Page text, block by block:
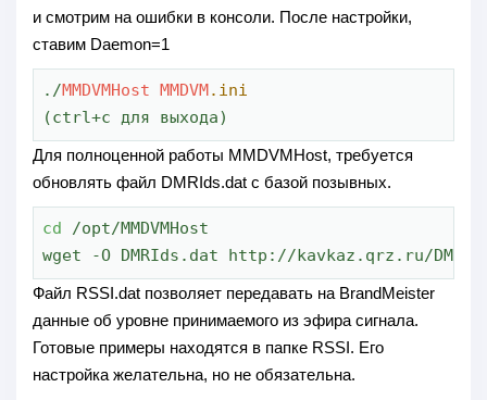
и смотрим на ошибки в консоли. После настройки,
ставим Daemon=1
./MMDVMHost MMDVM.ini
(ctrl+c для выхода)
Для полноценной работы MMDVMHost, требуется
обновлять файл DMRIds.dat с базой позывных.
cd /opt/MMDVMHost
wget -O DMRIds.dat http://kavkaz.qrz.ru/
Файл RSSI.dat позволяет передавать на BrandMeister
данные об уровне принимаемого из эфира сигнала.
Готовые примеры находятся в папке RSSI. Его
настройка желательна, но не обязательна.